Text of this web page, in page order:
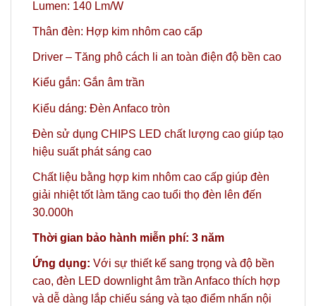
Lumen: 140 Lm/W
Thân đèn: Hợp kim nhôm cao cấp
Driver – Tăng phô cách li an toàn điện độ bền cao
Kiểu gắn: Gắn âm trần
Kiểu dáng: Đèn Anfaco tròn
Đèn sử dụng CHIPS LED chất lượng cao giúp tạo
hiệu suất phát sáng cao
Chất liệu bằng hợp kim nhôm cao cấp giúp đèn
giải nhiệt tốt làm tăng cao tuổi thọ đèn lên đến
30.000h
Thời gian bảo hành miễn phí: 3 năm
Ứng dụng: Với sự thiết kế sang trọng và độ bền
cao, đèn LED downlight âm trần Anfaco thích hợp
và dễ dàng lắp chiếu sáng và tạo điểm nhấn nội